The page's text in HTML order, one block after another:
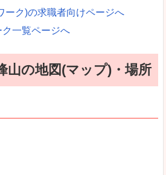
ーク)の求職者向けページへ
一覧ページへ
山の地図(マップ)・場所